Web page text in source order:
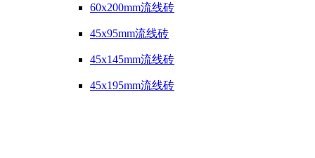
60x200mm流线砖
45x95mm流线砖
45x145mm流线砖
45x195mm流线砖